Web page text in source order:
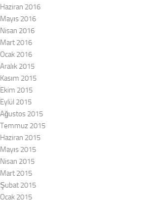
Haziran 2016
Mayıs 2016
Nisan 2016
Mart 2016
Ocak 2016
Aralık 2015
Kasım 2015
Ekim 2015
Eylül 2015
Ağustos 2015
Temmuz 2015
Haziran 2015
Mayıs 2015
Nisan 2015
Mart 2015
Şubat 2015
Ocak 2015